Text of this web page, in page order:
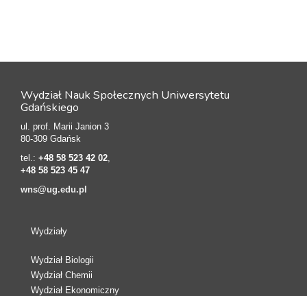
Wydział Nauk Społecznych Uniwersytetu
Gdańskiego
ul. prof. Marii Janion 3
80-309 Gdańsk
tel.: +48 58 523 42 02
+48 58 523 45 47
wns@ug.edu.pl
Wydziały
Wydział Biologii
Wydział Chemii
Wydział Ekonomiczny